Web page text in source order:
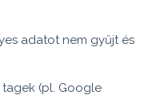
adatot nem gyűjt és
tagek (pl. Google